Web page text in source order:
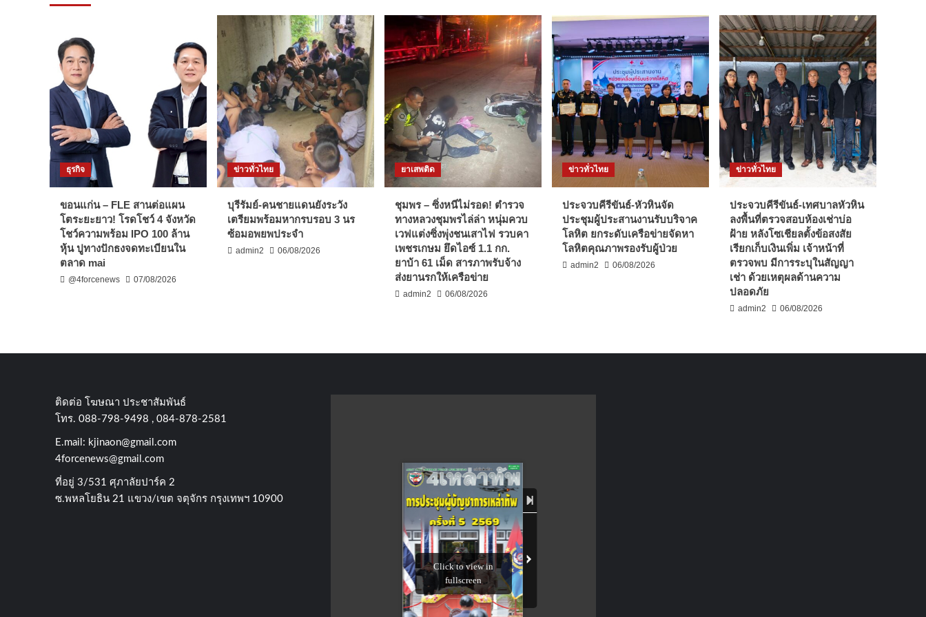
การ
ตาม
กฎหมาย
ทันที
ธุรกิจ
ขอนแก่น – FLE สานต่อแผน
โตระยะยาว! โรดโชว์ 4 จังหวัด
โชว์ความพร้อม IPO 100 ล้าน
หุ้น ปูทางปักธงจดทะเบียนใน
ตลาด mai
@4forcenews 07/08/2026
ข่าวทั่วไทย
บุรีรัมย์-คนชายแดนยังระวัง
เตรียมพร้อมหากรบรอบ 3 นร
ซ้อมอพยพประจำ
admin2 06/08/2026
ยาเสพติด
ชุมพร – ซิ่งหนีไม่รอด! ตำรวจ
ทางหลวงชุมพรไล่ล่า หนุ่มควบ
เวฟแต่งซิ่งพุ่งชนเสาไฟ รวบคา
เพชรเกษม ยึดไอซ์ 1.1 กก.
ยาบ้า 61 เม็ด สารภาพรับจ้าง
ส่งยานรกให้เครือข่าย
admin2 06/08/2026
ข่าวทั่วไทย
ประจวบคีรีขันธ์-หัวหินจัด
ประชุมผู้ประสานงานรับบริจาค
โลหิต ยกระดับเครือข่ายจัดหา
โลหิตคุณภาพรองรับผู้ป่วย
admin2 06/08/2026
ข่าวทั่วไทย
ประจวบคีรีขันธ์-เทศบาลหัวหิน
ลงพื้นที่ตรวจสอบห้องเช่าบ่อ
ฝ้าย หลังโซเชียลตั้งข้อสงสัย
เรียกเก็บเงินเพิ่ม เจ้าหน้าที่
ตรวจพบ มีการระบุในสัญญา
เช่า ด้วยเหตุผลด้านความ
ปลอดภัย
admin2 06/08/2026
ติดต่อ​ โฆษณา​ ประชาสัมพันธ์
โทร​. 088-798-9498 , 084-878-2581
E.mail: kjinaon@gmail.com
4forcenews@gmail.com
ที่อยู่​ 3/531​ ศุภาลัยปาร์ค​ 2
ซ.พหลโยธิน​ 21​ แขวง/เขต​ จตุจักร​ กรุงเทพฯ 10900